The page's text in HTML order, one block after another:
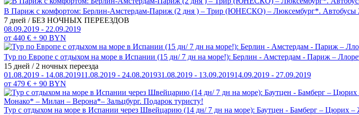
В Париж с комфортом: Берлин-Амстердам-Париж (2 дня ) – Трир (ЮНЕСКО) – Люксембург*. Автобусы
7 дней / БЕЗ НОЧНЫХ ПЕРЕЕЗДОВ
08.09.2019 - 22.09.2019
от 440 € + 90 BYN
Тур по Европе с отдыхом на море в Испании (15 дн/ 7 дн на море!): Берлин - Амстердам - Париж –
15 дней / 2 ночных переезда
01.08.2019 - 14.08.201911.08.2019 - 24.08.201931.08.2019 - 13.09.201914.09.2019 - 27.09.2019
от 479 € + 90 BYN
Тур с отдыхом на море в Испании через Швейцарию (14 дн/ 7 дн на море): Баутцен - Бамберг –